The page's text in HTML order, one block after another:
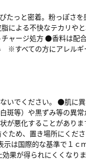
っと密着。粉っぽさ
よる不快なテカリや
チャージ処方 ●香料は
すべての方にアレル
いでください。 ●肌に
斑等）や黒ずみ等の異
が悪化することがあり
ため、置き場所にくだ
は国際的な基準で１
果が得られにくくな